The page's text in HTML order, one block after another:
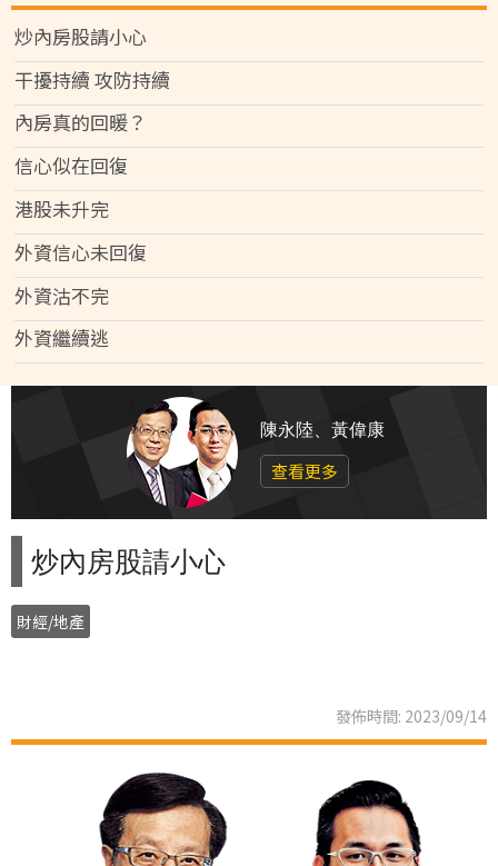
炒內房股請小心
干擾持續 攻防持續
內房真的回暖？
信心似在回復
港股未升完
外資信心未回復
外資沽不完
外資繼續逃
陳永陸、黃偉康
查看更多
炒內房股請小心
財經/地產
發佈時間: 2023/09/14